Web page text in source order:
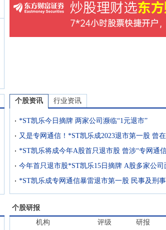
个股资讯 行业资讯
*ST凯乐今日摘牌 两家公司濒临“1元退市”
个股研报
机构 评级 研报